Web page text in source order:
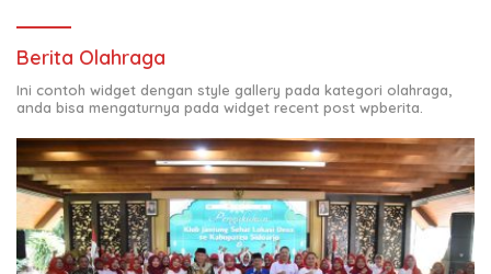
Berita Olahraga
Ini contoh widget dengan style gallery pada kategori olahraga,
anda bisa mengaturnya pada widget recent post wpberita.